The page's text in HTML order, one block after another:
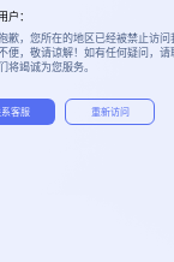
户：
歉，您所在的地区已经被禁止访问
便，敬请谅解！如有任何疑问，
将竭诚为您服务。
系客服 重新访问